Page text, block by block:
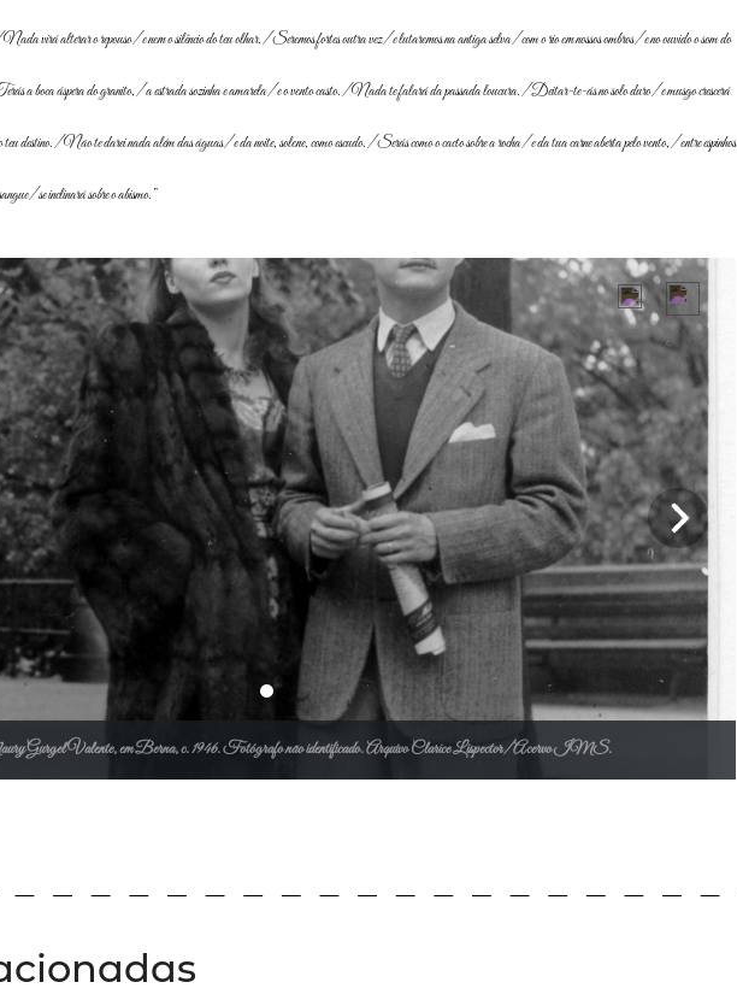
virá alterar o repouso/ e nem o silêncio do teu olhar./ Seremos fortes outra vez/ e lutaremos na antiga selva/ com o rio em nossos ombros/ e no ouvido o som do
a boca áspera do granito,/ a estrada sozinha e amarela/ e o vento casto./ Nada te falará da passada loucura./ Deitar-te-ás no solo duro/ e musgo crescerá
destino./ Não te darei nada além das águas/ e da noite, solene, como escudo./ Serás como o cacto sobre a rocha/ e da tua carne aberta pelo vento,/ entre espinhos
se inclinará sobre o abismo.”
Gurgel Valente, em Berna, c. 1946. Fotógrafo não identificado. Arquivo Clarice Lispector/ Acervo IMS.